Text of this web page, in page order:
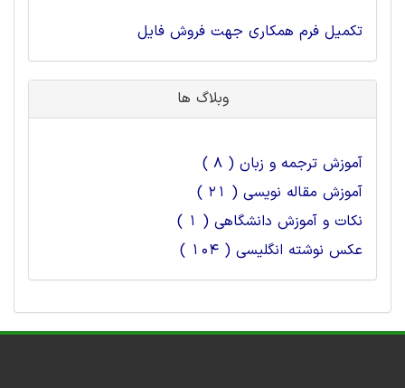
تکمیل فرم همکاری جهت فروش فایل
وبلاگ ها
آموزش ترجمه و زبان ( 8 )
آموزش مقاله نویسی ( 21 )
نکات و آموزش دانشگاهی ( 1 )
عکس نوشته انگلیسی ( 104 )